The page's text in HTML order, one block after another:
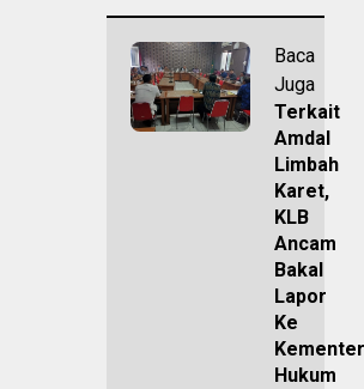
Baca
Juga
Terkait
Amdal
Limbah
Karet,
KLB
Ancam
Bakal
Lapor
Ke
Hukum